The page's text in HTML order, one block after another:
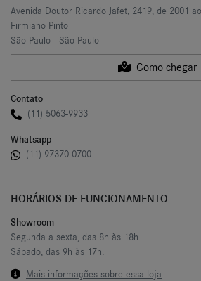
Avenida Doutor Ricardo Jafet, 2419, de 2001
Firmiano Pinto
São Paulo - São Paulo
Como chegar
Contato
(11) 5063-9933
Whatsapp
(11) 97370-0700
HORÁRIOS DE FUNCIONAMENTO
Showroom
Segunda a sexta, das 8h às 18h.
Sábado, das 9h às 17h.
Mais informações sobre essa loja